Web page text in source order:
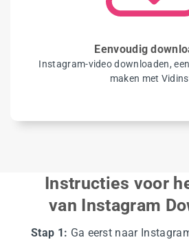
Eenvoudig
Instagram-video downloaden,
maken met
Instructies voor
van Instagram
Stap 1: Ga eerst naar